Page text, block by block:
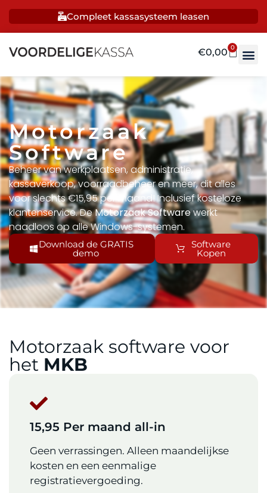
Compleet kassasysteem leasen
€0,00 0
Motorzaak
Software
Beheer van werkplaatsen, administratie,
kassaverkoop, voorraadbeheer en meer, dit alles
voor slechts €15,95 per maand! Inclusief kosteloze
klantenservice. DeMotorzaak Softwarewerkt
naadloos op alle Windows-systemen.
Download de GRATIS
demo
Software
Kopen
Motorzaak software voor
het MKB
15,95 Per maand all-in
Geen verrassingen. Alleen maandelijkse
kosten en een eenmalige
registratievergoeding.